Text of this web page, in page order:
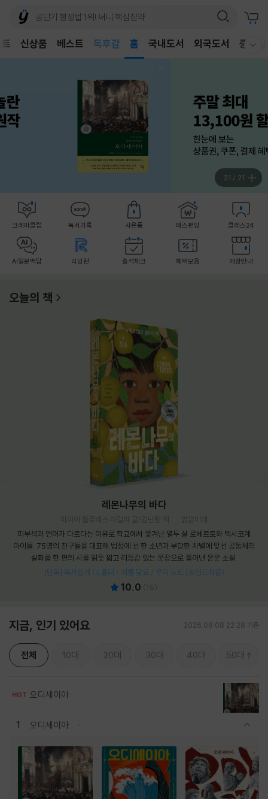
신상품 베스트
독후감
홈 국내도서 외국도서 중고샵
1/ 21
크레마클럽 독서기록 사은품 예스펀딩 클래스24
AI일문백답 리딩런 출석체크 혜택모음 매장안내
오늘의 책
레몬나무의 바다
피부색과 언어가 다르다는 이유로 학교에서 쫓겨난 열두 살 로베르토와 멕시코계
아이들. 75명의 친구들을 대표해 법정에 선 한 소년과 부당한 차별에 맞선 공동체의
실화를 한 편의 시를 읽듯 짧고 리듬감 있는 문장으로 풀어낸 운문 소설.
[단독] 독서집게 / L홀더 / 여름 담요 / 무지 노트 (포인트차감)
10.0
지금, 인기 있어요 2026.08.08 22:28 기준
전체 10대 20대 30대 40대 50대
HOT 오디세이아
1 오디세이아